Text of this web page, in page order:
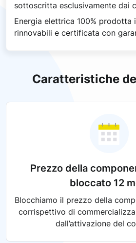
sottoscritta esclusivamente dai
Energia elettrica 100% prodotta
rinnovabili e certificata con
Caratteristiche
Prezzo della
bloccato 12
Blocchiamo il prezzo della
corrispettivo di
dall’attivazione del